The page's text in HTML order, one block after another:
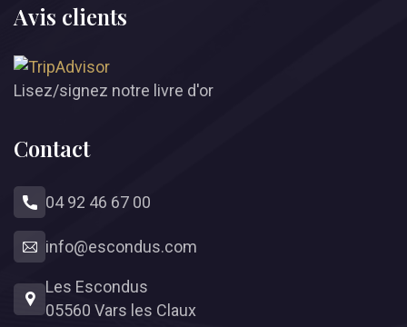
Avis clients
Lisez/signez notre livre d'or
Contact
04 92 46 67 00
info@escondus.com
Les Escondus
05560 Vars les Claux